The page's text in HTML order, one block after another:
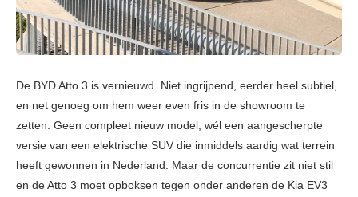
De BYD Atto 3 is vernieuwd. Niet ingrijpend, eerder heel subtiel,
en net genoeg om hem weer even fris in de showroom te
zetten. Geen compleet nieuw model, wél een aangescherpte
versie van een elektrische SUV die inmiddels aardig wat terrein
heeft gewonnen in Nederland. Maar de concurrentie zit niet stil
en de Atto 3 moet opboksen tegen onder anderen de Kia EV3